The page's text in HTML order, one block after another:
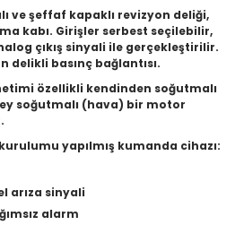
ve şeffaf kapaklı revizyon deliği,
kabı. Girişler serbest seçilebilir,
çıkış sinyali ile gerçekleştirilir.
delikli basınç bağlantısı.
özellikli kendinden soğutmalı
soğutmalı (hava) bir motor
yapılmış kumanda cihazı:
arıza sinyali
alarm